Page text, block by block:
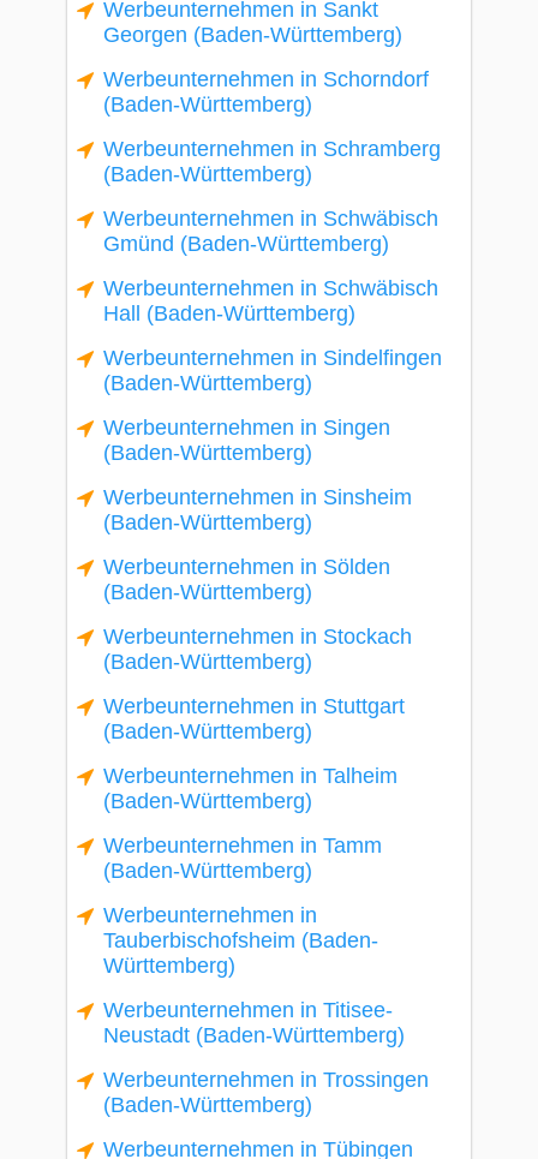
Werbeunternehmen in Sankt
Georgen (Baden-Württemberg)
Werbeunternehmen in Schorndorf
(Baden-Württemberg)
Werbeunternehmen in Schramberg
(Baden-Württemberg)
Werbeunternehmen in Schwäbisch
Gmünd (Baden-Württemberg)
Werbeunternehmen in Schwäbisch
Hall (Baden-Württemberg)
Werbeunternehmen in Sindelfingen
(Baden-Württemberg)
Werbeunternehmen in Singen
(Baden-Württemberg)
Werbeunternehmen in Sinsheim
(Baden-Württemberg)
Werbeunternehmen in Sölden
(Baden-Württemberg)
Werbeunternehmen in Stockach
(Baden-Württemberg)
Werbeunternehmen in Stuttgart
(Baden-Württemberg)
Werbeunternehmen in Talheim
(Baden-Württemberg)
Werbeunternehmen in Tamm
(Baden-Württemberg)
Werbeunternehmen in
Tauberbischofsheim (Baden-
Württemberg)
Werbeunternehmen in Titisee-
Neustadt (Baden-Württemberg)
Werbeunternehmen in Trossingen
(Baden-Württemberg)
Werbeunternehmen in Tübingen